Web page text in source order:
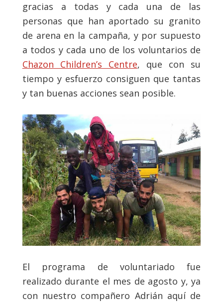
gracias a todas y cada una de las
personas que han aportado su granito
de arena en la campaña, y por supuesto
a todos y cada uno de los voluntarios de
Chazon Children’s Centre, que con su
tiempo y esfuerzo consiguen que tantas
y tan buenas acciones sean posible.
El programa de voluntariado fue
realizado durante el mes de agosto y, ya
con nuestro compañero Adrián aquí de